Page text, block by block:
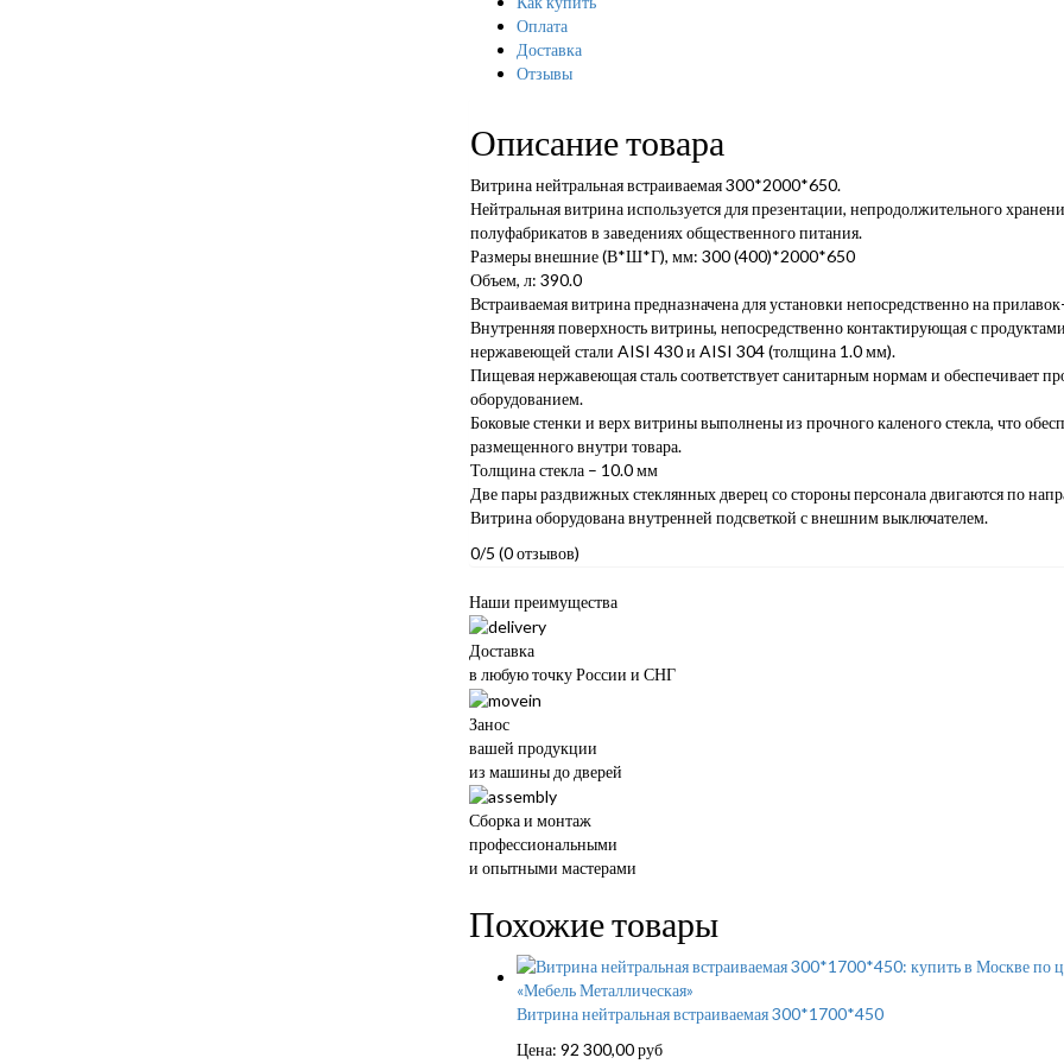
Оплата
Доставка
Отзывы
Описание товара
Витрина нейтральная встраиваемая 300*2000*650.
Нейтральная витрина используется для презентации, непродолжительного
полуфабрикатов в заведениях общественного питания.
Размеры внешние (В*Ш*Г), мм: 300 (400)*2000*650
Объем, л: 390.0
Встраиваемая витрина предназначена для установки непосредственно на
Внутренняя поверхность витрины, непосредственно контактирующая с
нержавеющей стали AISI 430 и AISI 304 (толщина 1.0 мм).
Пищевая нержавеющая сталь соответствует санитарным нормам и обеспечивает
оборудованием.
Боковые стенки и верх витрины выполнены из прочного каленого стекла, что
размещенного внутри товара.
Толщина стекла – 10.0 мм
Две пары раздвижных стеклянных дверец со стороны персонала двигаются по
Витрина оборудована внутренней подсветкой с внешним выключателем.
0/5 (0 отзывов)
Наши преимущества
Доставка
в любую точку России и СНГ
Занос
вашей продукции
из машины до дверей
Сборка и монтаж
профессиональными
и опытными мастерами
Похожие товары
Витрина нейтральная встраиваемая 300*1700*450
Цена: 92 300,00руб